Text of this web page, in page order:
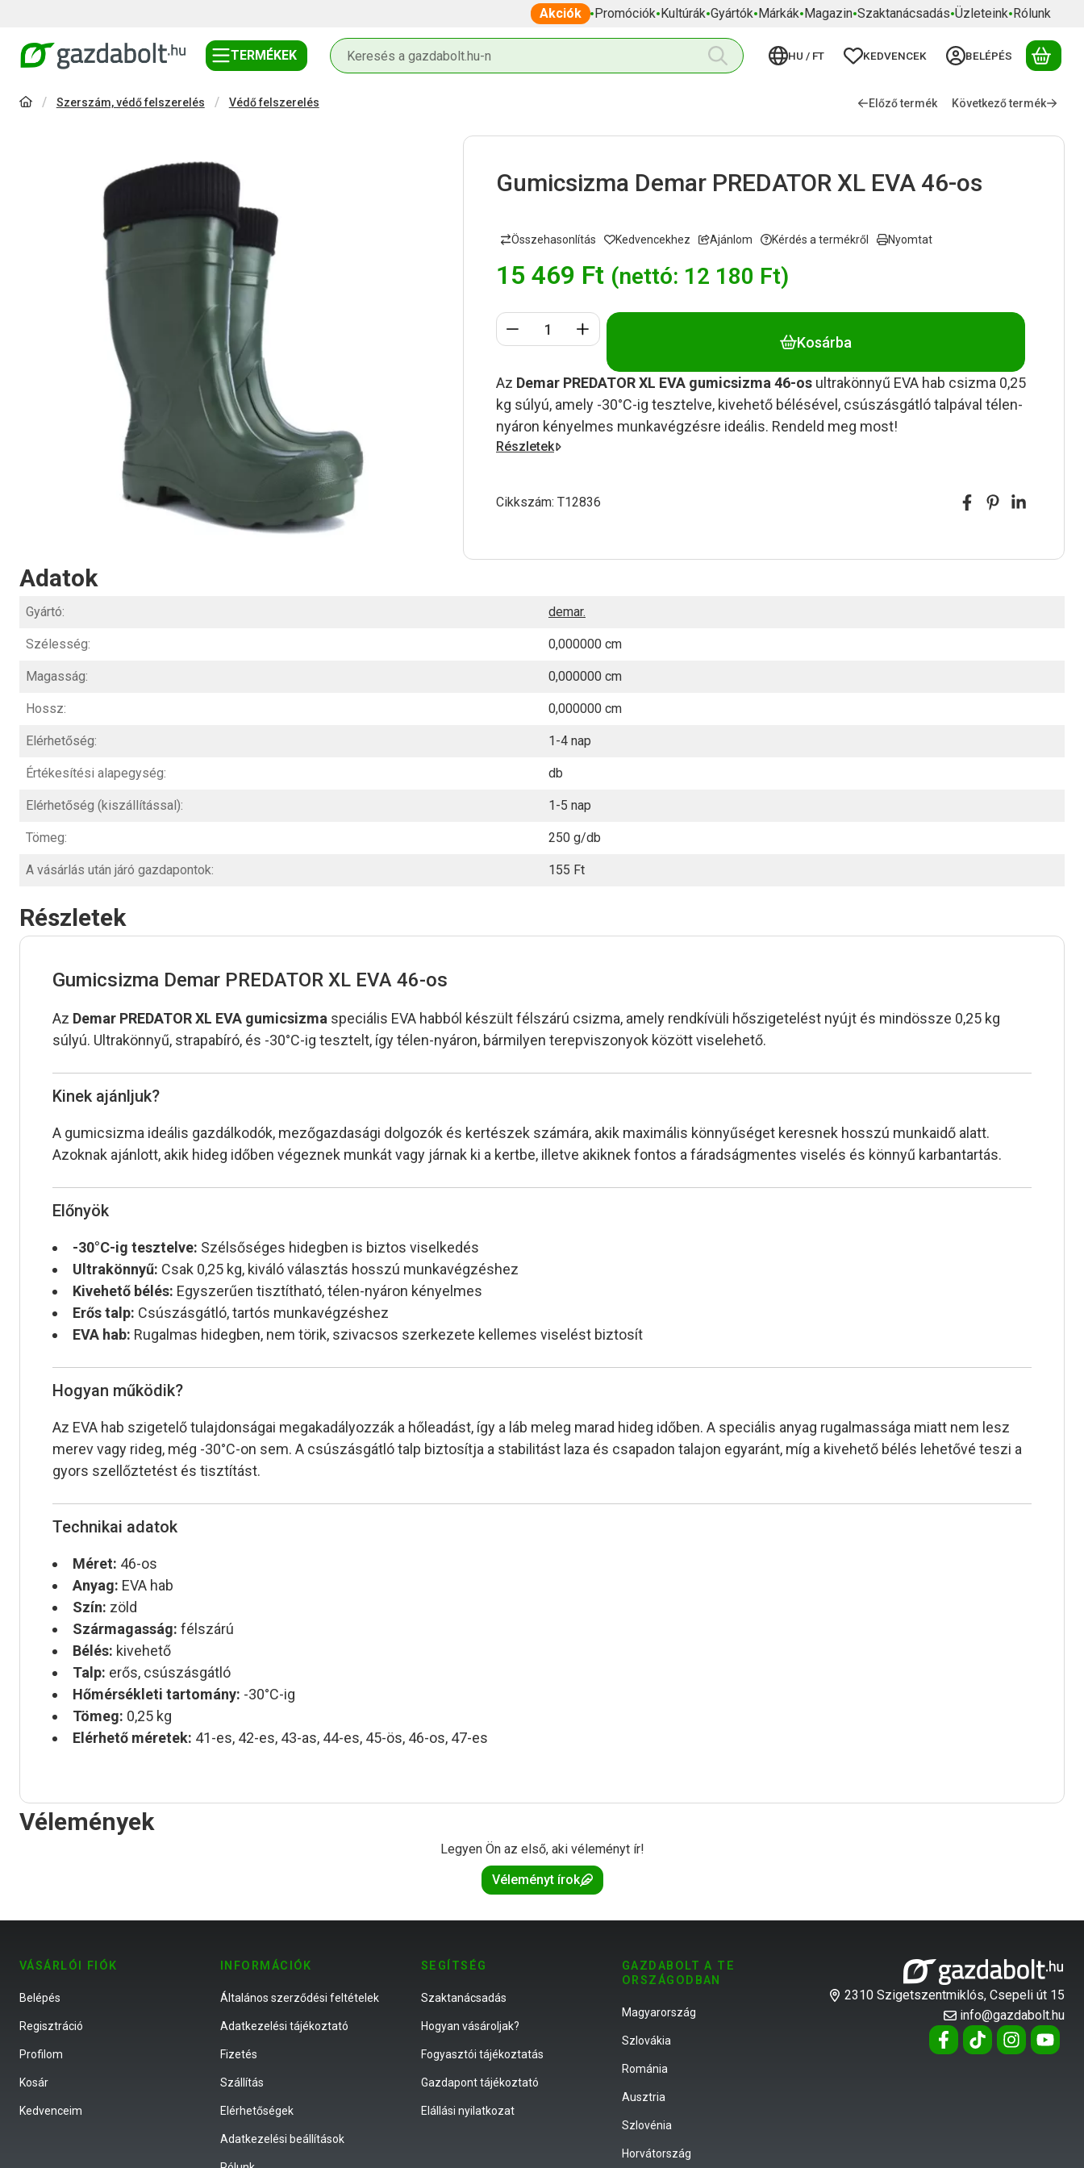
Akciók Promóciók Kultúrák Gyártók Márkák Magazin Szaktanácsadás Üzleteink Rólunk
TERMÉKEK HU / FT KEDVENCEK BELÉPÉS A
Szerszám, védő felszerelés Védő felszerelés Előző termék Következő termék
Gumicsizma Demar PREDATOR XL EVA 46-os
Ajánlom Kérdés a termékről Nyomtat
15 469 Ft (nettó: 12 180 Ft)
Kosárba
Az Demar PREDATOR XL EVA gumicsizma 46-os ultrakönnyű EVA hab csizma 0,25
kg súlyú, amely -30°C-ig tesztelve, kivehető bélésével, csúszásgátló talpával télen-
nyáron kényelmes munkavégzésre ideális. Rendeld meg most!
Részletek
Cikkszám: T12836
Adatok
Gyártó: demar.
Szélesség: 0,000000 cm
Magasság: 0,000000 cm
Hossz: 0,000000 cm
Elérhetőség: 1-4 nap
Értékesítési alapegység: db
Elérhetőség (kiszállítással): 1-5 nap
Tömeg: 250 g/db
A vásárlás után járó gazdapontok: 155 Ft
Részletek
Gumicsizma Demar PREDATOR XL EVA 46-os
Az Demar PREDATOR XL EVA gumicsizma speciális EVA habból készült félszárú csizma, amely rendkívüli hőszigetelést nyújt és mindössze 0,25 kg
súlyú. Ultrakönnyű, strapabíró, és -30°C-ig tesztelt, így télen-nyáron, bármilyen terepviszonyok között viselehető.
Kinek ajánljuk?
A gumicsizma ideális gazdálkodók, mezőgazdasági dolgozók és kertészek számára, akik maximális könnyűséget keresnek hosszú munkaidő alatt.
Azoknak ajánlott, akik hideg időben végeznek munkát vagy járnak ki a kertbe, illetve akiknek fontos a fáradságmentes viselés és könnyű karbantartás.
Előnyök
-30°C-ig tesztelve: Szélsőséges hidegben is biztos viselkedés
Ultrakönnyű: Csak 0,25 kg, kiváló választás hosszú munkavégzéshez
Kivehető bélés: Egyszerűen tisztítható, télen-nyáron kényelmes
Erős talp: Csúszásgátló, tartós munkavégzéshez
EVA hab: Rugalmas hidegben, nem törik, szivacsos szerkezete kellemes viselést biztosít
Hogyan működik?
Az EVA hab szigetelő tulajdonságai megakadályozzák a hőleadást, így a láb meleg marad hideg időben. A speciális anyag rugalmassága miatt nem lesz
merev vagy rideg, még -30°C-on sem. A csúszásgátló talp biztosítja a stabilitást laza és csapadon talajon egyaránt, míg a kivehető bélés lehetővé teszi a
gyors szellőztetést és tisztítást.
Technikai adatok
Méret: 46-os
Anyag: EVA hab
Szín: zöld
Szármagasság: félszárú
Bélés: kivehető
Talp: erős, csúszásgátló
Hőmérsékleti tartomány: -30°C-ig
Tömeg: 0,25 kg
Elérhető méretek: 41-es, 42-es, 43-as, 44-es, 45-ös, 46-os, 47-es
Vélemények
Legyen Ön az első, aki véleményt ír!
Véleményt írok
VÁSÁRLÓI FIÓK
Belépés
Regisztráció
Profilom
Kosár
Kedvenceim
INFORMÁCIÓK
Általános szerződési feltételek
Adatkezelési tájékoztató
Fizetés
Szállítás
Elérhetőségek
Adatkezelési beállítások
SEGÍTSÉG
Szaktanácsadás
Hogyan vásároljak?
Fogyasztói tájékoztatás
Gazdapont tájékoztató
Elállási nyilatkozat
GAZDABOLT A TE
ORSZÁGODBAN
Magyarország
Szlovákia
Románia
Ausztria
Szlovénia
Horvátország
2310 Szigetszentmiklós, Csepeli út 15
info@gazdabolt.hu